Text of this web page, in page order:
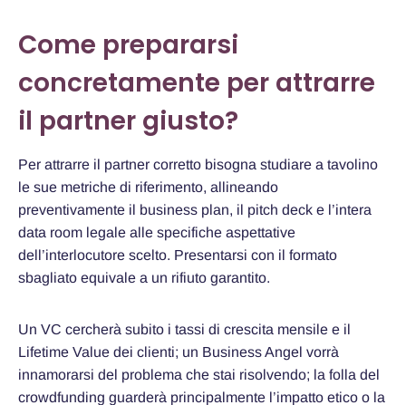
Come prepararsi
concretamente per attrarre
il partner giusto?
Per attrarre il partner corretto bisogna studiare a tavolino
le sue metriche di riferimento, allineando
preventivamente il business plan, il pitch deck e l’intera
data room legale alle specifiche aspettative
dell’interlocutore scelto. Presentarsi con il formato
sbagliato equivale a un rifiuto garantito.
Un VC cercherà subito i tassi di crescita mensile e il
Lifetime Value dei clienti; un Business Angel vorrà
innamorarsi del problema che stai risolvendo; la folla del
crowdfunding guarderà principalmente l’impatto etico o la